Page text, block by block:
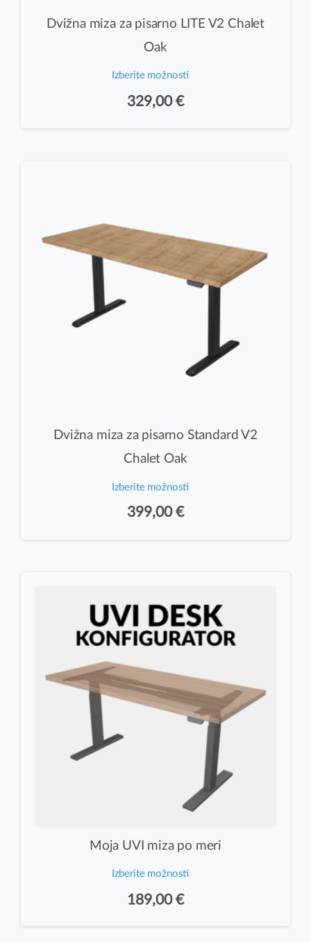
Dvižna miza za pisarno LITE V2 Chalet
Oak
Izberite možnosti
Ta
izberete
na
strani
329,00€
Dvižna miza za pisarno Standard V2
Chalet Oak
Izberite možnosti
Ta
Možnosti
lahko
izberete
strani
izdelka
399,00€
Moja UVI miza po meri
Izberite možnosti
189,00€